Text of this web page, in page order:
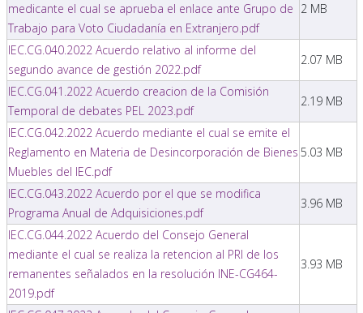
medicante el cual se aprueba el enlace ante Grupo de
Trabajo para Voto Ciudadanía en Extranjero.pdf
2 MB
IEC.CG.040.2022 Acuerdo relativo al informe del
segundo avance de gestión 2022.pdf
2.07 MB
IEC.CG.041.2022 Acuerdo creacion de la Comisión
Temporal de debates PEL 2023.pdf
2.19 MB
IEC.CG.042.2022 Acuerdo mediante el cual se emite el
Reglamento en Materia de Desincorporación de Bienes
Muebles del IEC.pdf
5.03 MB
IEC.CG.043.2022 Acuerdo por el que se modifica
Programa Anual de Adquisiciones.pdf
3.96 MB
IEC.CG.044.2022 Acuerdo del Consejo General
mediante el cual se realiza la retencion al PRI de los
remanentes señalados en la resolución INE-CG464-
2019.pdf
3.93 MB